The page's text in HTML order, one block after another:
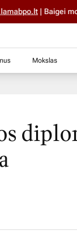
| Baigei
Mokslas